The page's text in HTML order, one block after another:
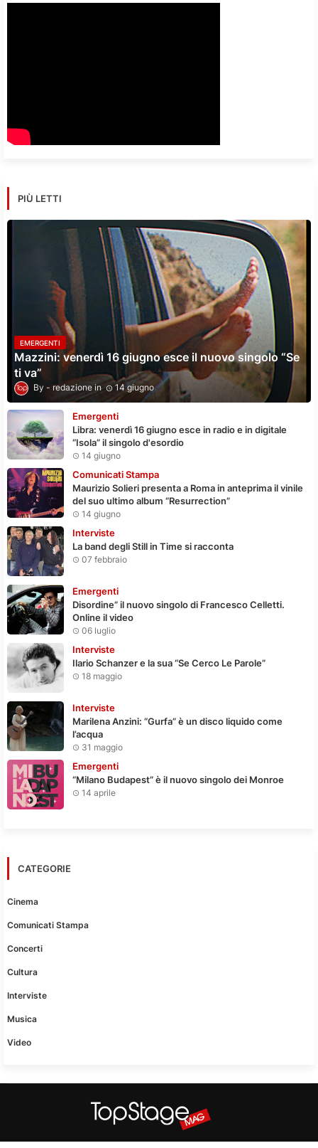
PIÙ LETTI
EMERGENTI
Mazzini: venerdì 16 giugno esce il nuovo singolo “Se
ti va”
redazione 14 giugno
Emergenti
Libra: venerdì 16 giugno esce in radio e in digitale
“Isola” il singolo d'esordio
14 giugno
Comunicati Stampa
Maurizio Solieri presenta a Roma in anteprima il vinile
del suo ultimo album “Resurrection”
14 giugno
Interviste
La band degli Still in Time si racconta
07 febbraio
Emergenti
Disordine” il nuovo singolo di Francesco Celletti.
Online il video
06 luglio
Interviste
Ilario Schanzer e la sua “Se Cerco Le Parole”
18 maggio
Interviste
Marilena Anzini: “Gurfa” è un disco liquido come
l’acqua
31 maggio
Emergenti
“Milano Budapest” è il nuovo singolo dei Monroe
14 aprile
CATEGORIE
Cinema
Comunicati Stampa
Concerti
Cultura
Interviste
Musica
Video